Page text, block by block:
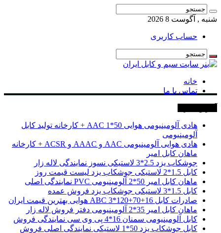
شنبه , آگوست 8 2026
حساب کاربری
خانه
تماس با ما
هادی آلومینیومی هوایی 50*1 AAC + کارخانه تولید کابل
آلومینیومی
هادی هوایی آلومینیومی AAC و AAAC و ACSR + کارخانه
ماهان کابل امیر
جوشکاب یزد 2.5*3 لاستیکی نسوز نمایندگی لاله زار
کابل 1.5*2 لاستیکی جوشکاب یزد لیست قیمت روز
ماهان کابل امیر 50*2 آلومینیومی PVC نمایندگی اصلی
کابل 1.5*3 لاستیکی جوشکاب یزد فروش عمده
صادرات کابل 16+70+120*3 ABC هوایی بهترین قیمت ایران
ماهان کابل امیر 35*2 آلومینیومی دفتر فروش لاله زار
کابل آلومینیومی سمنان 16*4 پی وی سی نمایندگی فروش
کابل جوشکاب یزد 50*1 لاستیکی نمایندگی اصلی فروش